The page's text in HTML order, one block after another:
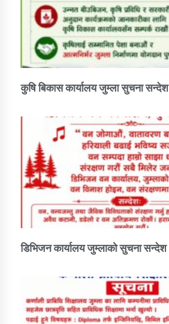
कुषि बिकास कार्यालय जुम्ला सुचना सन्देश
डिभिजन कार्यालय जुम्लाको सुचना सन्देश